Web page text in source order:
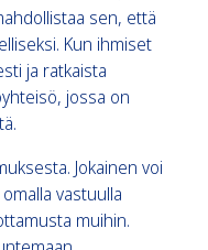
sen, että
Kun ihmiset
ja ratkaista
jossa on
Jokainen voi
vastuulla
muihin.